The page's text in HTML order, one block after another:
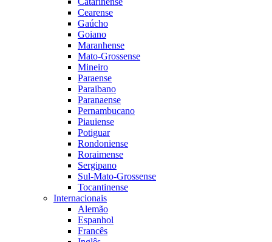
Cearense
Gaúcho
Goiano
Maranhense
Mato-Grossense
Mineiro
Paraense
Paraibano
Paranaense
Pernambucano
Piauiense
Potiguar
Rondoniense
Roraimense
Sergipano
Sul-Mato-Grossense
Tocantinense
Internacionais
Alemão
Espanhol
Francês